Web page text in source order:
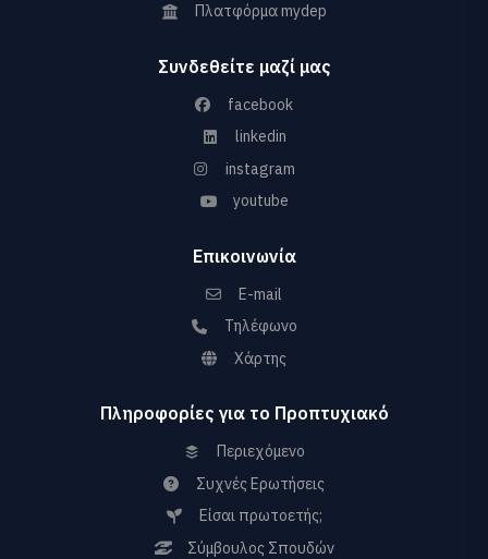
Πλατφόρμα mydep
Συνδεθείτε μαζί μας
facebook
linkedin
instagram
youtube
Επικοινωνία
E-mail
Τηλέφωνο
Χάρτης
Πληροφορίες για το Προπτυχιακό
Περιεχόμενο
Συχνές Ερωτήσεις
Είσαι πρωτοετής;
Σύμβουλος Σπουδών